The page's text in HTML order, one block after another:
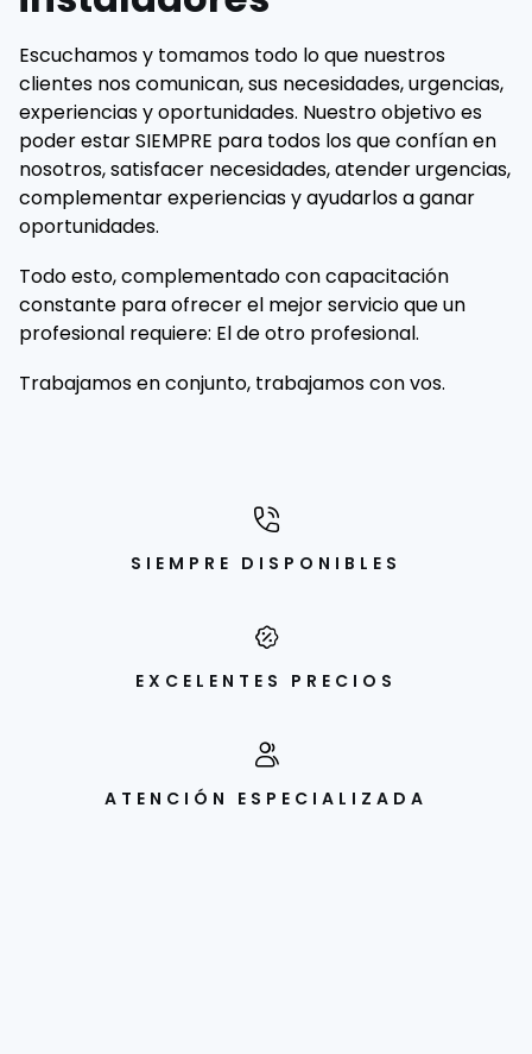
Escuchamos y tomamos todo lo que nuestros
clientes nos comunican, sus necesidades, urgencias,
experiencias y oportunidades. Nuestro objetivo es
poder estar SIEMPRE para todos los que confían en
nosotros, satisfacer necesidades, atender urgencias,
complementar experiencias y ayudarlos a ganar
oportunidades.
Todo esto, complementado con capacitación
constante para ofrecer el mejor servicio que un
profesional requiere: El de otro profesional.
Trabajamos en conjunto, trabajamos con vos.
SIEMPRE DISPONIBLES
EXCELENTES PRECIOS
ATENCIÓN ESPECIALIZADA